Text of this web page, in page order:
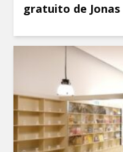
gratuito de Jonas